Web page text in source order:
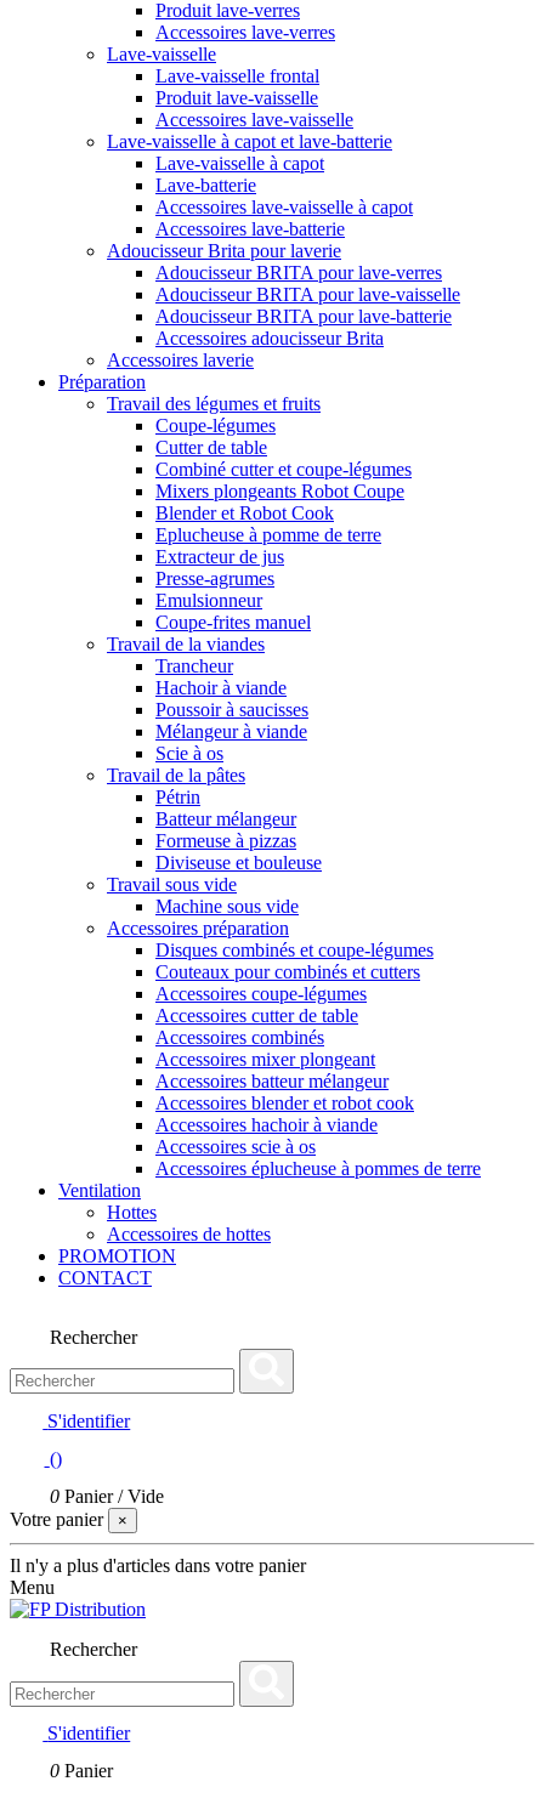
Produit lave-verres
Accessoires lave-verres
Lave-vaisselle
Lave-vaisselle frontal
Produit lave-vaisselle
Accessoires lave-vaisselle
Lave-vaisselle à capot et lave-batterie
Lave-vaisselle à capot
Lave-batterie
Accessoires lave-vaisselle à capot
Accessoires lave-batterie
Adoucisseur Brita pour laverie
Adoucisseur BRITA pour lave-verres
Adoucisseur BRITA pour lave-vaisselle
Adoucisseur BRITA pour lave-batterie
Accessoires adoucisseur Brita
Accessoires laverie
Préparation
Travail des légumes et fruits
Coupe-légumes
Cutter de table
Combiné cutter et coupe-légumes
Mixers plongeants Robot Coupe
Blender et Robot Cook
Eplucheuse à pomme de terre
Extracteur de jus
Presse-agrumes
Emulsionneur
Coupe-frites manuel
Travail de la viandes
Trancheur
Hachoir à viande
Poussoir à saucisses
Mélangeur à viande
Scie à os
Travail de la pâtes
Pétrin
Batteur mélangeur
Formeuse à pizzas
Diviseuse et bouleuse
Travail sous vide
Machine sous vide
Accessoires préparation
Disques combinés et coupe-légumes
Couteaux pour combinés et cutters
Accessoires coupe-légumes
Accessoires cutter de table
Accessoires combinés
Accessoires mixer plongeant
Accessoires batteur mélangeur
Accessoires blender et robot cook
Accessoires hachoir à viande
Accessoires scie à os
Accessoires éplucheuse à pommes de terre
Ventilation
Hottes
Accessoires de hottes
PROMOTION
CONTACT
Rechercher
S'identifier
()
0 Panier /Vide
Votre panier
×
Il n'y a plus d'articles dans votre panier
Menu
Rechercher
S'identifier
0 Panier